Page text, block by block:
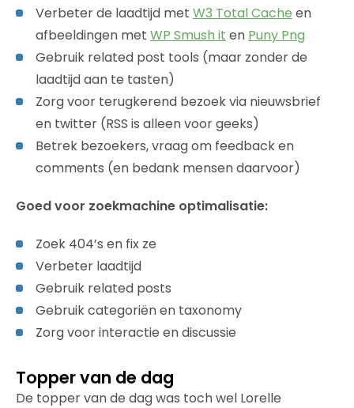
Verbeter de laadtijd met W3 Total Cache en
afbeeldingen met WP Smush it en Puny Png
Gebruik related post tools (maar zonder de
laadtijd aan te tasten)
Zorg voor terugkerend bezoek via nieuwsbrief
en twitter (RSS is alleen voor geeks)
Betrek bezoekers, vraag om feedback en
comments (en bedank mensen daarvoor)
Goed voor zoekmachine optimalisatie:
Zoek 404’s en fix ze
Verbeter laadtijd
Gebruik related posts
Gebruik categoriën en taxonomy
Zorg voor interactie en discussie
Topper van de dag
De topper van de dag was toch wel Lorelle